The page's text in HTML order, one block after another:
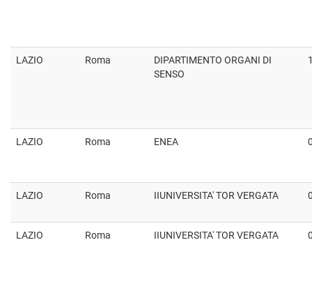
LAZIO Roma
DIPARTIMENTO ORGANI DI
SENSO
LAZIO Roma ENEA
LAZIO Roma IIUNIVERSITA' TOR VERGATA
LAZIO Roma IIUNIVERSITA' TOR VERGATA